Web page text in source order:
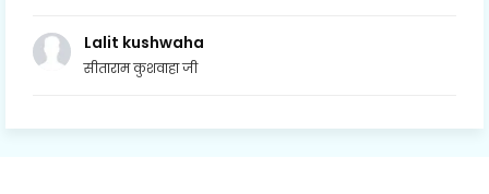
Lalit kushwaha
सीताराम कुशवाहा जी